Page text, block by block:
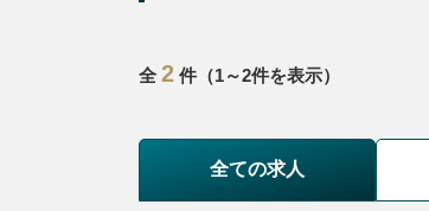
全 2 件（1～2件を表示）
全ての求人